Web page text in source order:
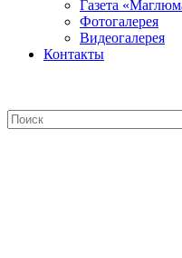
Газета
Фотогалерея
Видеогалерея
Контакты